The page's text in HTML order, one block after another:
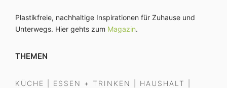
Plastikfreie, nachhaltige Inspirationen für Zuhause und
Unterwegs. Hier gehts zum Magazin.
THEMEN
KÜCHE ESSEN + TRINKEN HAUSHALT